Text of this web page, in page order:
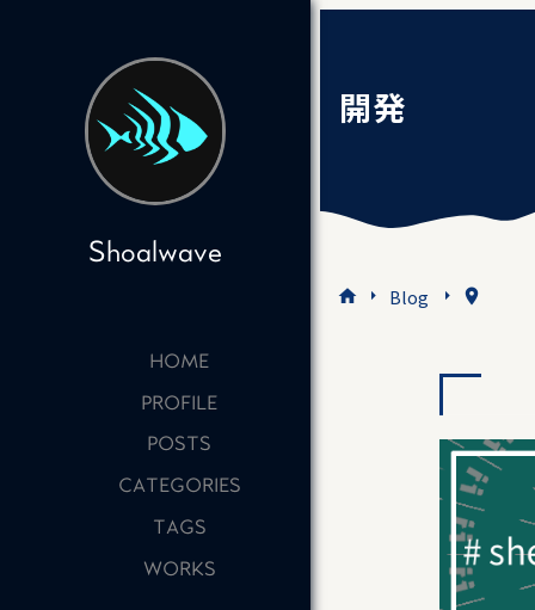
Shoalwave
HOME
PROFILE
POSTS
CATEGORIES
TAGS
WORKS
開発
home Blog location_on